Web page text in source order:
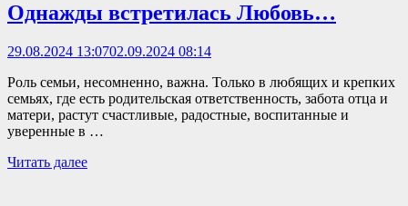
Однажды встретилась Любовь…
29.08.2024 13:0702.09.2024 08:14
Роль семьи, несомненно, важна. Только в любящих и крепких
семьях, где есть родительская ответственность, забота отца и
матери, растут счастливые, радостные, воспитанные и
уверенные в …
Читать далее